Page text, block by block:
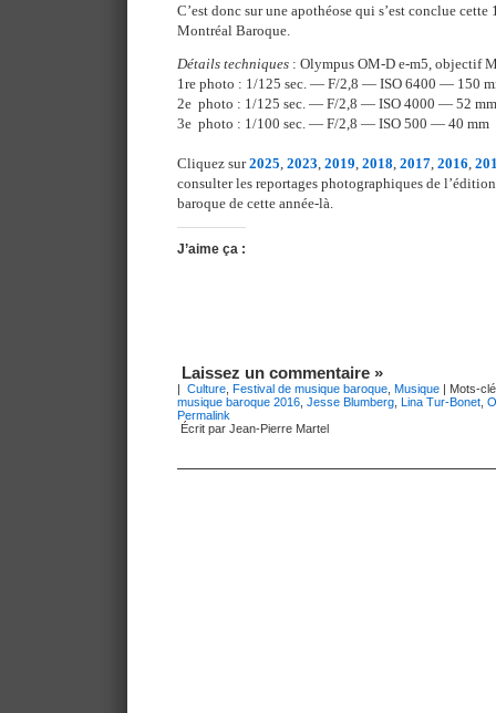
C’est donc sur une apothéose qui s’est conclue
Montréal Baroque.
Détails techniques : Olympus OM-D e-m5, objectif
1re photo : 1/125 sec. — F/2,8 — ISO 6400 — 150
2e photo : 1/125 sec. — F/2,8 — ISO 4000 — 52 mm
3e photo : 1/100 sec. — F/2,8 — ISO 500 — 40 mm
Cliquez sur2025 2023 2019 2018 2017 2016
consulter les reportages photographiques de
baroque de cette année-là.
J’aime ça :
Laissez un commentaire »
| Culture Festival de musique baroque Musique | Mots-
musique baroque 2016 Jesse Blumberg Lina Tur-Bonet
Permalink
Écrit par Jean-Pierre Martel